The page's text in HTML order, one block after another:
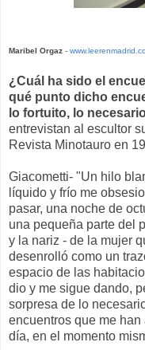
Maribel Orgaz -
¿Cuál ha sido el
qué punto dicho
lo fortuito, lo
entrevistan al escultor
Revista Minotauro en
Giacometti- "Un hilo
líquido y frío me
pasar, una noche de
una pequeña parte del
y la nariz - de la mujer
desenrolló como un
espacio de las
dio y me sigue dando,
sorpresa de lo
encuentros que me han
día, en el momento